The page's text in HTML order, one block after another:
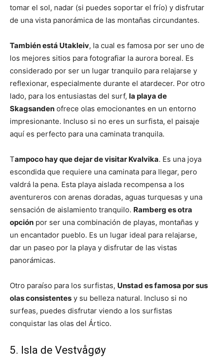
tomar el sol, nadar (si puedes soportar el frío) y disfrutar
de una vista panorámica de las montañas circundantes.
También está Utakleiv, la cual es famosa por ser uno de
los mejores sitios para fotografiar la aurora boreal. Es
considerado por ser un lugar tranquilo para relajarse y
reflexionar, especialmente durante el atardecer. Por otro
lado, para los entusiastas del surf, la playa de
Skagsanden ofrece olas emocionantes en un entorno
impresionante. Incluso si no eres un surfista, el paisaje
aquí es perfecto para una caminata tranquila.
Tampoco hay que dejar de visitar Kvalvika. Es una joya
escondida que requiere una caminata para llegar, pero
valdrá la pena. Esta playa aislada recompensa a los
aventureros con arenas doradas, aguas turquesas y una
sensación de aislamiento tranquilo. Ramberg es otra
opción por ser una combinación de playas, montañas y
un encantador pueblo. Es un lugar ideal para relajarse,
dar un paseo por la playa y disfrutar de las vistas
panorámicas.
Otro paraíso para los surfistas, Unstad es famosa por sus
olas consistentes y su belleza natural. Incluso si no
surfeas, puedes disfrutar viendo a los surfistas
conquistar las olas del Ártico.
5. Isla de Vestvågøy